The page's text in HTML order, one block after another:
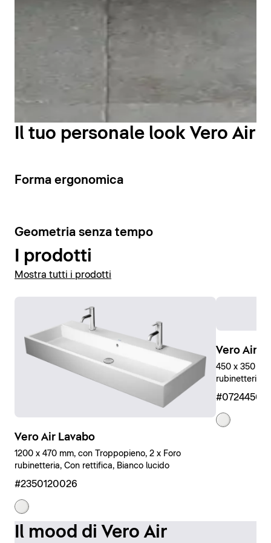
Il tuo personale look Vero Air
6
Forma ergonomica
7
Geometria senza tempo
I prodotti
Mostra tutti i prodotti
Vero Air Lavabo
1200 x 470 mm, con Troppopieno, 2 x Foro
rubinetteria, Con rettifica, Bianco lucido
#2350120026
Vero Air
450 x 350
rubinetteria,
Il mood di Vero Air